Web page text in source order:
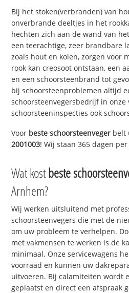
Bij het stoken(verbranden) van
onverbrande deeltjes in het
hechten zich aan de wand van
een teerachtige, zeer brandbare
zoals hout en kolen, zorgen voor
rook kan creosoot ontstaan, een
en een schoorsteenbrand tot
bij schoorsteenproblemen altijd
schoorsteenvegersbedrijf in onze
schoorsteeninspecties ook
Voor beste schoorsteenveger belt
2001003! Wij staan 365 dagen
Wat kostbeste
Arnhem?
Wij werken uitsluitend met
schoorsteenvegers die met de
om uw probleem te verhelpen.
met vakmensen te werken is de
minimaal. Onze servicewagens
voorraad en kunnen uw
uitvoeren. Bij calamiteiten wordt
geplaatst en direct een afspraak